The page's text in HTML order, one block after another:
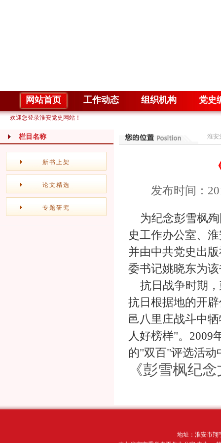
网站首页 工作动态 组织机构 党史
欢迎您登录淮安党史网站！
栏目名称
新书上架
论文精选
专题研究
淮安
发布时间：
为纪念彭雪枫
史工作办公室、
并由中共党史出
委书记姚晓东为
抗日战争时期，
抗日根据地的开
邑八里庄战斗中
人好榜样"。2009
的"双百"评选活动
《彭雪枫纪
地址：淮安市翔